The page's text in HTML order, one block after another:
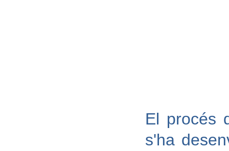
El procés
s'ha